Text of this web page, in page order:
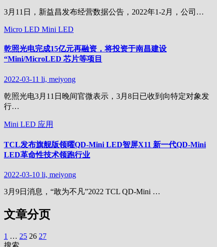
3月11日，新益昌发布经营数据公告，2022年1-2月，公司…
Micro LED Mini LED
乾照光电完成15亿元再融资，将投资于南昌建设
“Mini/MicroLED 芯片等项目
2022-03-11 li, meiyong
乾照光电3月11日晚间官微表示，3月8日已收到向特定对象发
行…
Mini LED 应用
TCL发布旗舰版领曜QD-Mini LED智屏X11 新一代QD-Mini
LED革命性技术领跑行业
2022-03-10 li, meiyong
3月9日消息，“敢为不凡”2022 TCL QD-Mini …
文章分页
1 … 25 26 27
搜索